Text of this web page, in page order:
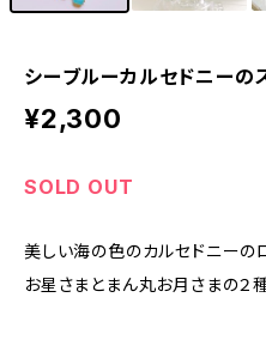
シーブルーカルセドニーの
¥2,300
SOLD OUT
美しい海の色のカルセドニーの
お星さまとまん丸お月さまの２